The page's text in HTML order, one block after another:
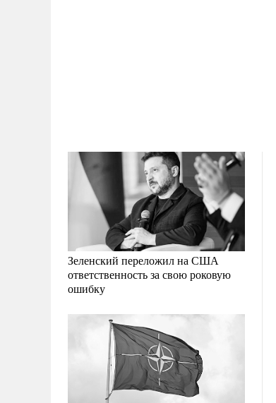
Зеленский переложил на США
ответственность за свою роковую
ошибку